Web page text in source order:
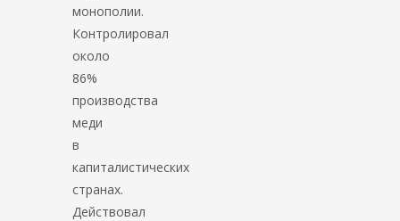
монополии.
Контролировал
около
86%
производства
меди
в
капиталистических
странах.
Действовал